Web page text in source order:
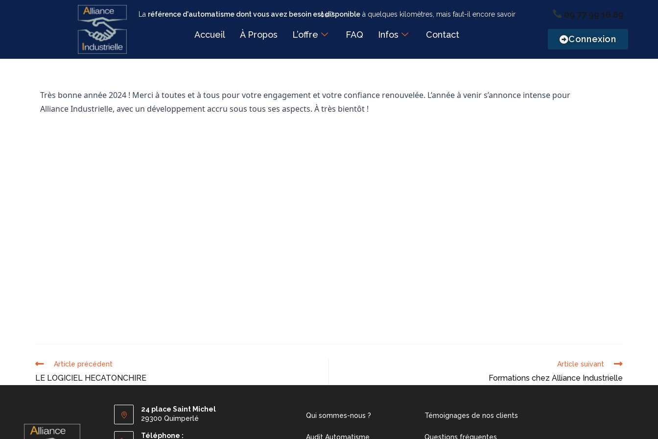
La référence d'automatisme dont vous avez besoin est disponible
à quelques kilomètres, mais faut-il encore savoir où ?
Accueil À Propos L’offre FAQ Infos Contact
09 77 99 16 69
Connexion
Très bonne année 2024 ! Merci à toutes et à tous pour votre engagement et votre confiance renouvelée. L’année à venir s’annonce intense pour
Alliance Industrielle, avec un développement accru sous tous ses aspects. À très bientôt !
Article précédent
LE LOGICIEL HECATONCHIRE
Article suivant
Formations chez Alliance Industrielle
24 place Saint Michel
29300 Quimperlé
Téléphone :
Qui sommes-nous ?
Audit Automatisme
Témoignages de nos clients
Questions fréquentes